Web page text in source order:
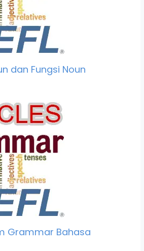
dan Fungsi Noun
Grammar Bahasa